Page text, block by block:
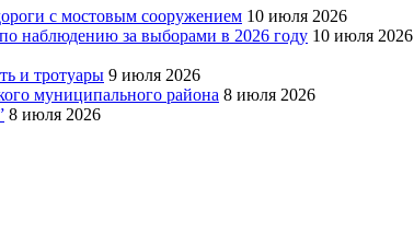
с мостовым сооружением 10 июля 2026
наблюдению за выборами в 2026 году 10 июля 2026
и тротуары 9 июля 2026
муниципального района 8 июля 2026
8 июля 2026